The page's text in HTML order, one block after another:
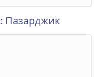
Пазарджик